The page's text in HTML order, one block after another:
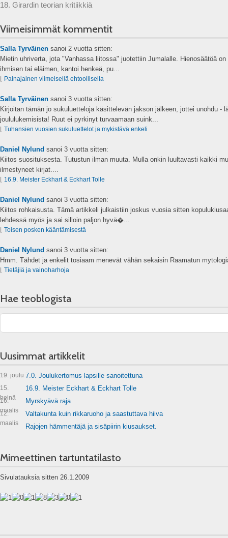
18. Girardin teorian kritiikkiä
Viimeisimmät kommentit
Salla Tyrväinen sanoi 2 vuotta sitten:
Mietin uhriverta, jota "Vanhassa liitossa" juotettiin Jumalalle. Hienosäätöä
ihmisen tai eläimen, kantoi henkeä, pu...
Painajainen viimeisellä ehtoollisella
Salla Tyrväinen sanoi 3 vuotta sitten:
Kirjoitan tämän jo sukuluetteloja käsittelevän jakson jälkeen, jottei unohdu -
joululukemisista! Ruut ei pyrkinyt turvaamaan suink...
Tuhansien vuosien sukuluettelot ja mykistävä enkeli
Daniel Nylund sanoi 3 vuotta sitten:
Kiitos suosituksesta. Tutustun ilman muuta. Mulla onkin luultavasti kaikki
ilmestyneet kirjat....
16.9. Meister Eckhart & Eckhart Tolle
Daniel Nylund sanoi 3 vuotta sitten:
Kiitos rohkaisusta. Tämä artikkeli julkaistiin joskus vuosia sitten
lehdessä myös ja sai silloin paljon hyvä�...
Toisen posken kääntämisestä
Daniel Nylund sanoi 3 vuotta sitten:
Hmm. Tähdet ja enkelit tosiaam menevät vähän sekaisin Raamatun
Tietäjiä ja vainoharhoja
Hae teoblogista
Uusimmat artikkelit
19. joulu 7.0. Joulukertomus lapsille sanoitettuna
15.
heinä
16.9. Meister Eckhart & Eckhart Tolle
16.
maalis
Myrskyävä raja
12.
maalis
Valtakunta kuin rikkaruoho ja saastuttava hiiva
Rajojen hämmentäjä ja sisäpiirin kiusaukset.
Mimeettinen tartuntatilasto
Sivulatauksia sitten 26.1.2009